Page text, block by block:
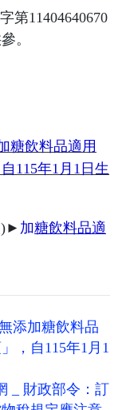
第11404640670
。
糖飲料品適用
115年1月1日生
)► 加糖飲料品適
添加糖飲料品
，自115年1月1
_ 財政部令：訂